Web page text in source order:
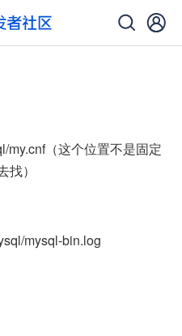
my.cnf（这个位置不是固定
）
mysql-bin.log